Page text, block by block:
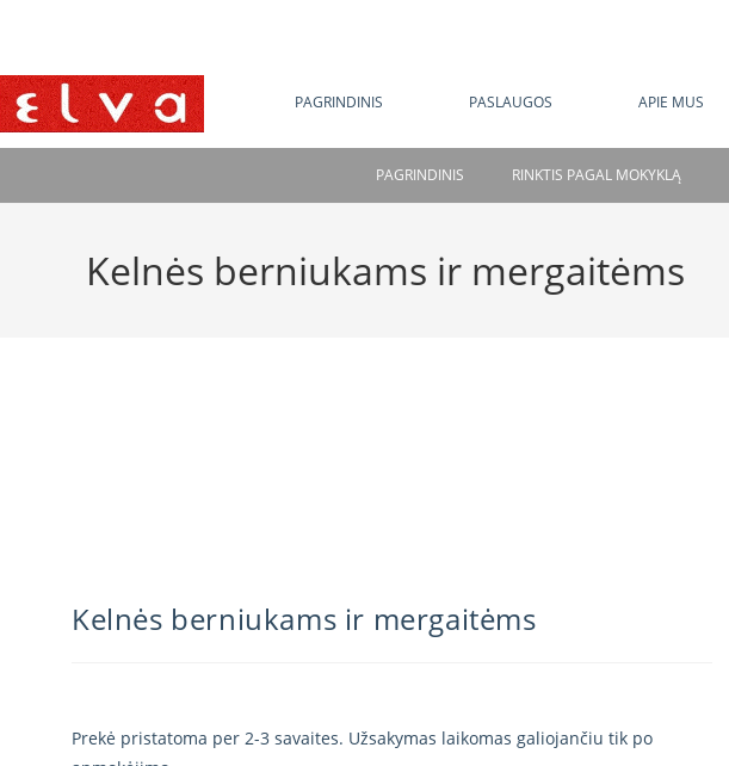
PAGRINDINIS PASLAUGOS APIE MUS
PAGRINDINIS RINKTIS PAGAL MOKYKLĄ
Kelnės berniukams ir mergaitėms
Kelnės berniukams ir mergaitėms
Prekė pristatoma per 2-3 savaites. Užsakymas laikomas galiojančiu tik po